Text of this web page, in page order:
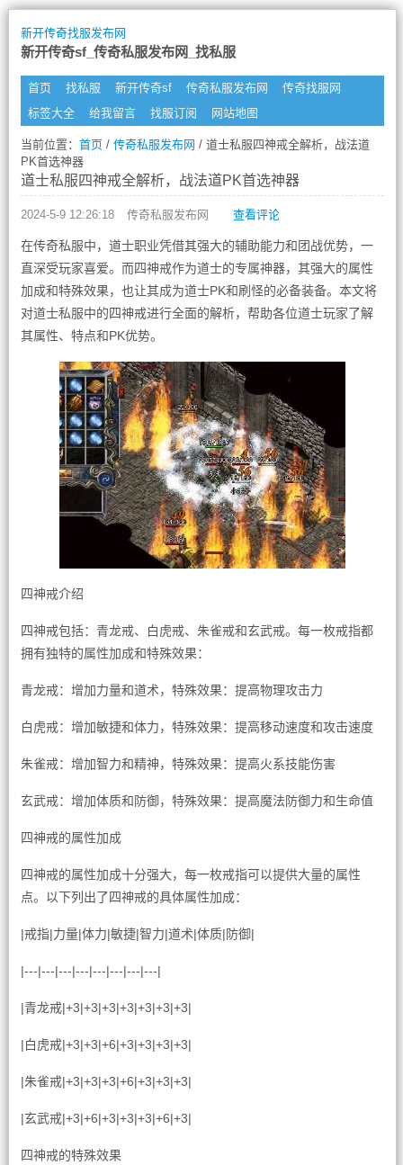
新开传奇找服发布网
新开传奇sf_传奇私服发布网_找私服
首页 找私服 新开传奇sf 传奇私服发布网
传奇找服网
标签大全
给我留言 找服订阅 网站地图
当前位置： 首页/ 传奇私服发布网 / 道士私服四神戒全解析，战法道
PK首选神器
道士私服四神戒全解析，战法道PK首选神器
2024-5-9 12:26:18 传奇私服发布网 查看评论
在传奇私服中，道士职业凭借其强大的辅助能力和团战优势，一
直深受玩家喜爱。而四神戒作为道士的专属神器，其强大的属性
加成和特殊效果，也让其成为道士PK和刷怪的必备装备。本文将
对道士私服中的四神戒进行全面的解析，帮助各位道士玩家了解
其属性、特点和PK优势。
四神戒介绍
四神戒包括：青龙戒、白虎戒、朱雀戒和玄武戒。每一枚戒指都
拥有独特的属性加成和特殊效果：
青龙戒：增加力量和道术，特殊效果：提高物理攻击力
白虎戒：增加敏捷和体力，特殊效果：提高移动速度和攻击速度
朱雀戒：增加智力和精神，特殊效果：提高火系技能伤害
玄武戒：增加体质和防御，特殊效果：提高魔法防御力和生命值
四神戒的属性加成
四神戒的属性加成十分强大，每一枚戒指可以提供大量的属性
点。以下列出了四神戒的具体属性加成：
|戒指|力量|体力|敏捷|智力|道术|体质|防御|
|---|---|---|---|---|---|---|---|
|青龙戒|+3|+3|+3|+3|+3|+3|+3|
|白虎戒|+3|+3|+6|+3|+3|+3|+3|
|朱雀戒|+3|+3|+3|+6|+3|+3|+3|
|玄武戒|+3|+6|+3|+3|+3|+6|+3|
四神戒的特殊效果